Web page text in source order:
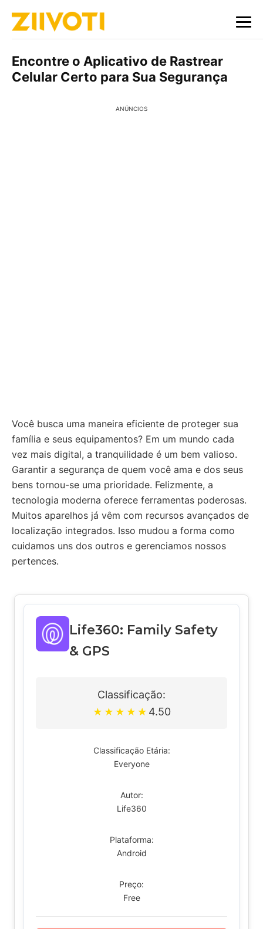
Encontre o Aplicativo de Rastrear
Celular Certo para Sua Segurança
ANÚNCIOS
Você busca uma maneira eficiente de proteger sua
família e seus equipamentos? Em um mundo cada
vez mais digital, a tranquilidade é um bem valioso.
Garantir a segurança de quem você ama e dos seus
bens tornou-se uma prioridade. Felizmente, a
tecnologia moderna oferece ferramentas poderosas.
Muitos aparelhos já vêm com recursos avançados de
localização integrados. Isso mudou a forma como
cuidamos uns dos outros e gerenciamos nossos
pertences.
Life360: Family Safety
& GPS
Classificação:
★ ★ ★ ★ ★ 4.50
Classificação Etária:
Everyone
Autor:
Life360
Plataforma:
Android
Preço:
Free